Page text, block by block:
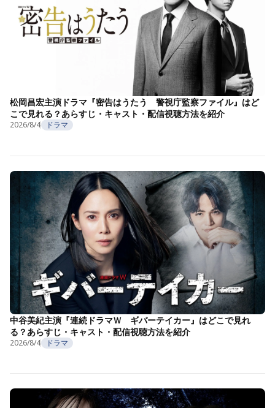
松岡昌宏主演ドラマ『密告はうたう 警視庁監察ファイル』はど
こで見れる？あらすじ・キャスト・配信視聴方法を紹介
2026/8/4 ドラマ
中谷美紀主演『連続ドラマＷ ギバーテイカー』はどこで見れ
る？あらすじ・キャスト・配信視聴方法を紹介
2026/8/4 ドラマ